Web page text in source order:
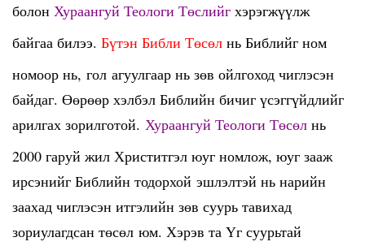
болон Хураангуй Теологи Төслийг хэрэгжүүлж
байгаа билээ. Бүтэн Библи Төсөл нь Библийг ном
номоор нь, гол агуулгаар нь зөв ойлгоход чиглэсэн
байдаг. Өөрөөр хэлбэл Библийн бичиг үсэггүйдлийг
арилгах зорилготой. Хураангуй Теологи Төсөл нь
2000 гаруй жил Христитгэл юуг номлож, юуг зааж
ирсэнийг Библийн тодорхой эшлэлтэй нь нарийн
заахад чиглэсэн итгэлийн зөв суурь тавихад
зориулагдсан төсөл юм. Хэрэв та Үг суурьтай